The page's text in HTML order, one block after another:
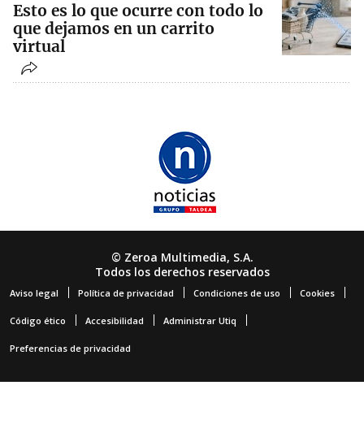
Esto es lo que ocurre con todo lo
que dejamos en un carrito
virtual
© Zeroa Multimedia, S.A.
Todos los derechos reservados
Aviso legal Política de privacidad Condiciones de uso Cookies
Código ético Accesibilidad Administrar Utiq
Preferencias de privacidad